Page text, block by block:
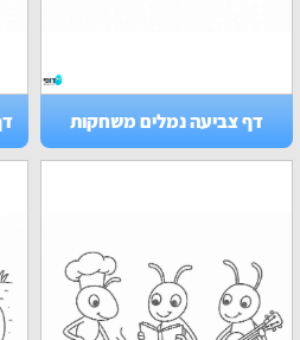
דף צביעה נמלים משחקות